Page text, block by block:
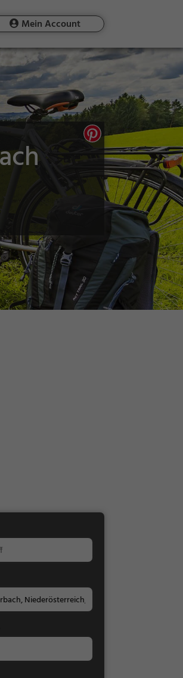
Mein Account